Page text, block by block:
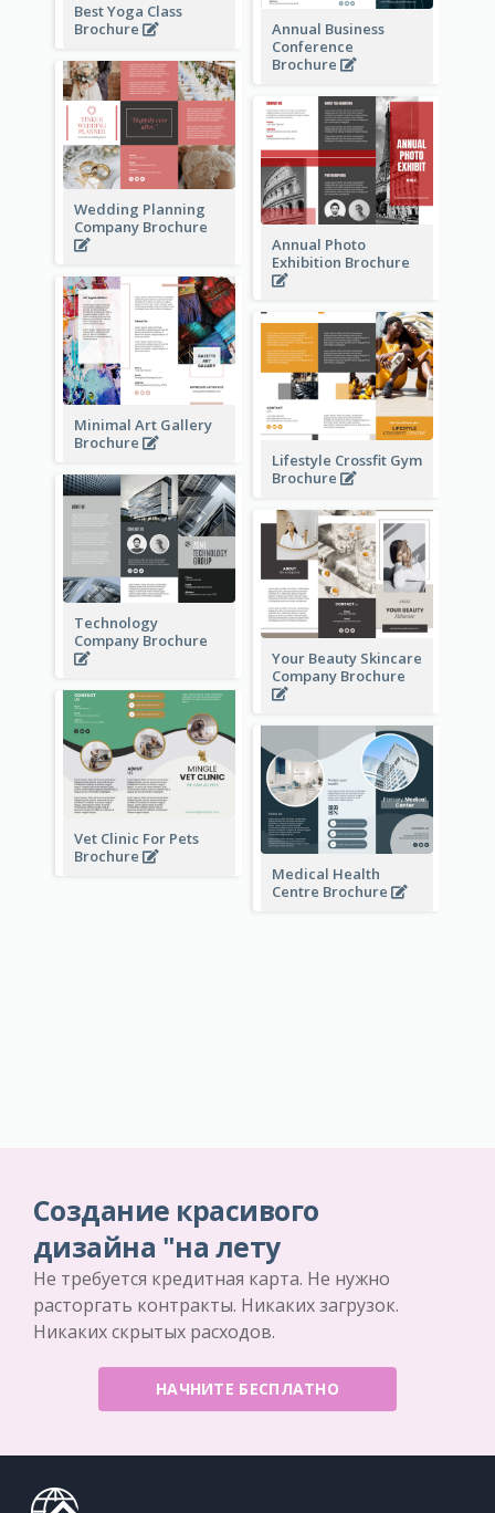
Best Yoga Class
Brochure
Wedding Planning
Company Brochure
Minimal Art Gallery
Brochure
Technology
Company Brochure
Vet Clinic For Pets
Brochure
Annual Business
Conference
Brochure
Annual Photo
Exhibition Brochure
Lifestyle Crossfit Gym
Brochure
Your Beauty Skincare
Company Brochure
Medical Health
Centre Brochure
Создание красивого
дизайна "на лету
Не требуется кредитная карта. Не нужно
расторгать контракты. Никаких загрузок.
Никаких скрытых расходов.
НАЧНИТЕ БЕСПЛАТНО